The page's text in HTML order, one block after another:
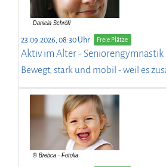
23.09.2026, 08:30 Uhr Freie Plätze
Aktiv im Alter - Seniorengymnastik
Bewegt, stark und mobil - weil es